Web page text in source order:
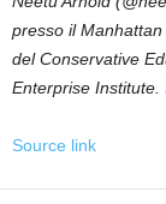
presso il
del Conservative
Enterprise Institute.
Source link